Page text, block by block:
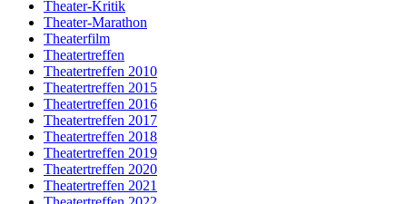
Theater-Kritik
Theater-Marathon
Theaterfilm
Theatertreffen
Theatertreffen 2010
Theatertreffen 2015
Theatertreffen 2016
Theatertreffen 2017
Theatertreffen 2018
Theatertreffen 2019
Theatertreffen 2020
Theatertreffen 2021